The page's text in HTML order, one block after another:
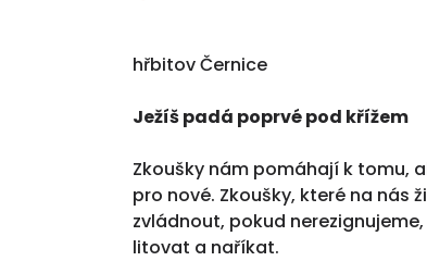
hřbitov Černice
Ježíš padá poprvé pod křížem
Zkoušky nám pomáhají k tomu,
pro nové. Zkoušky, které na nás
zvládnout, pokud
litovat a naříkat.